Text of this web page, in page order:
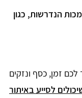
הנדרשות, כגון
לכם זמן, כסף ונזקים
לסייע באיתור